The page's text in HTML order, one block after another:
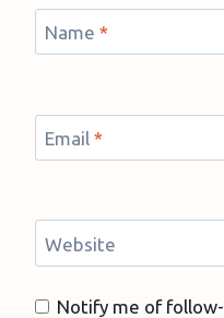
Name *
Email *
Website
Notify me of